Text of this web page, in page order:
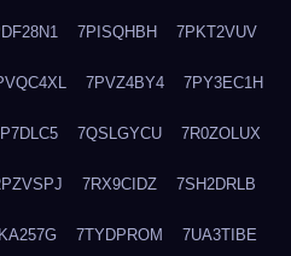
7PISQHBH 7PKT2VUV
7PVZ4BY4 7PY3EC1H
7QSLGYCU 7R0ZOLUX
7RX9CIDZ 7SH2DRLB
7TYDPROM 7UA3TIBE